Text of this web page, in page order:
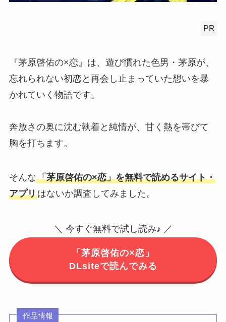
PR
『茅原啓佑の×恋』は、遊び慣れた色男・茅原が、
忘れられない初恋と再会し止まっていた想いを暴
かれていく物語です。
奔放さの奥に沈む執着と純情が、甘く熱を帯びて
胸を打ちます。
そんな「茅原啓佑の×恋」を無料で読めるサイト・
アプリはないか調査してみました。
＼ 今すぐ無料で試し読み♪ ／
「茅原啓佑の×恋」
DLsiteで読んでみる
作品情報